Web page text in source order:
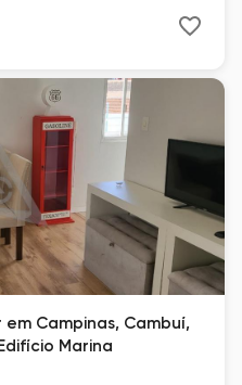
Campinas, Cambuí,
Marina